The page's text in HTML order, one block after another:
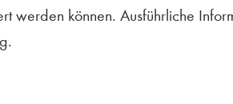
werden können. Ausführliche